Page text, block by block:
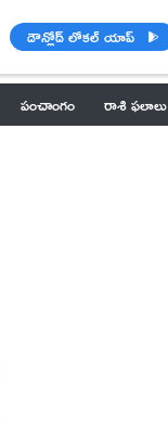
డౌన్లోడ్ లోకల్ యాప్
పంచాంగం రాశి ఫలాలు